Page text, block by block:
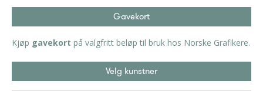
Gavekort
Kjøp gavekort på valgfritt beløp til bruk hos Norske Grafikere.
Velg kunstner